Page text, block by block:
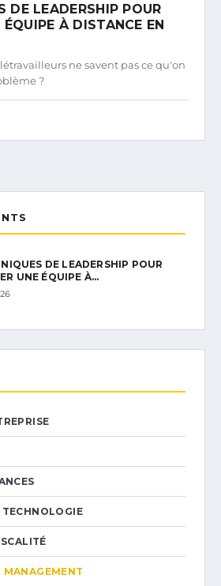
DE LEADERSHIP POUR
ÉQUIPE À DISTANCE EN
ne savent pas ce qu'on
?
DE LEADERSHIP POUR
UNE ÉQUIPE À…
MANAGEMENT